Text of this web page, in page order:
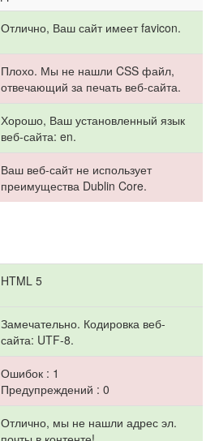
Отлично, Ваш сайт имеет favicon.
Плохо. Мы не нашли CSS файл,
отвечающий за печать веб-сайта.
Хорошо, Ваш установленный язык
веб-сайта: en.
Ваш веб-сайт не использует
преимущества Dublin Core.
HTML 5
Замечательно. Кодировка веб-
сайта: UTF-8.
Ошибок : 1
Предупреждений : 0
Отлично, мы не нашли адрес эл.